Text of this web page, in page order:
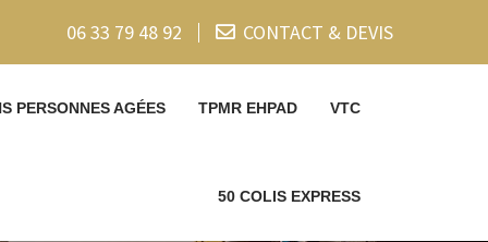
06 33 79 48 92 CONTACT & DEVIS
PERSONNES AGÉES TPMR EHPAD VTC
50 COLIS EXPRESS